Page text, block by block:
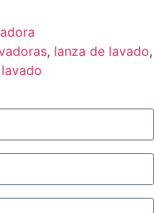
, lanza de lavado,